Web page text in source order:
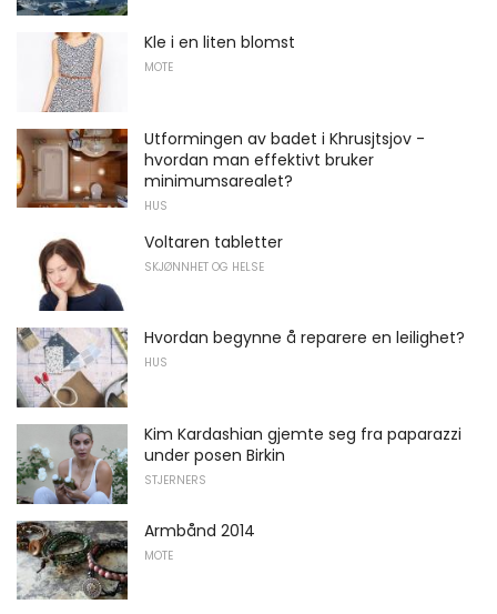
Kle i en liten blomst
MOTE
Utformingen av badet i Khrusjtsjov -
hvordan man effektivt bruker
minimumsarealet?
HUS
Voltaren tabletter
SKJØNNHET OG HELSE
Hvordan begynne å reparere en leilighet?
HUS
Kim Kardashian gjemte seg fra paparazzi
under posen Birkin
STJERNERS
Armbånd 2014
MOTE